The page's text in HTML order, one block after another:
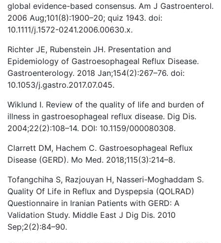
global evidence-based consensus. Am J Gastroenterol.
2006 Aug;101(8):1900–20; quiz 1943. doi:
10.1111/j.1572-0241.2006.00630.x.
Richter JE, Rubenstein JH. Presentation and
Epidemiology of Gastroesophageal Reflux Disease.
Gastroenterology. 2018 Jan;154(2):267–76. doi:
10.1053/j.gastro.2017.07.045.
Wiklund I. Review of the quality of life and burden of
illness in gastroesophageal reflux disease. Dig Dis.
2004;22(2):108–14. DOI: 10.1159/000080308.
Clarrett DM, Hachem C. Gastroesophageal Reflux
Disease (GERD). Mo Med. 2018;115(3):214–8.
Tofangchiha S, Razjouyan H, Nasseri-Moghaddam S.
Quality Of Life in Reflux and Dyspepsia (QOLRAD)
Questionnaire in Iranian Patients with GERD: A
Validation Study. Middle East J Dig Dis. 2010
Sep;2(2):84–90.